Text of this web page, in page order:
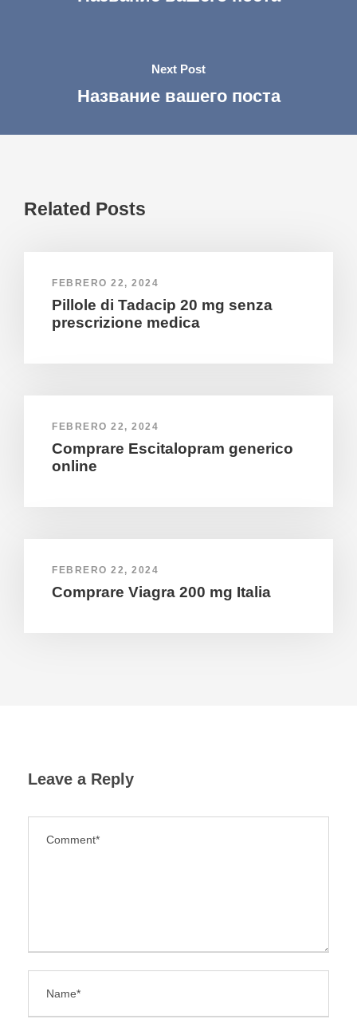
Next Post
Название вашего поста
Related Posts
FEBRERO 22, 2024
Pillole di Tadacip 20 mg senza
prescrizione medica
FEBRERO 22, 2024
Comprare Escitalopram generico
online
FEBRERO 22, 2024
Comprare Viagra 200 mg Italia
Leave a Reply